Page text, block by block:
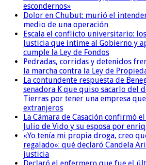
escondernos»
Dolor en Chubut: murió el
medio de una operación
Escala el conflicto universitario:
Justicia que intime al Gobierno y
cumple la Ley de Fondos
Pedradas, corridas y detenidos
la marcha contra la Ley de
La contundente respuesta de
senadora K que quiso sacarlo del
Tierras por tener una empresa
extranjeros
La Cámara de Casación confirmó
Julio de Vido y su esposa por
«Yo tenía mi propia droga, creo
regalado»: qué declaró Candela
justicia